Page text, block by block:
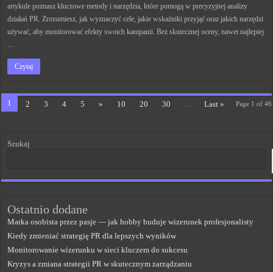
artykule poznasz kluczowe metody i narzędzia, które pomogą w precyzyjnej analizy
działań PR. Zrozumiesz, jak wyznaczyć cele, jakie wskaźniki przyjąć oraz jakich narzędzi
używać, aby monitorować efekty swoich kampanii. Bez skutecznej oceny, nawet najlepiej
Czytaj
Page 1 of 46
1 2 3 4 5 » 10 20 30 Last »
Szukaj
Ostatnio dodane
Marka osobista przez pasje — jak hobby buduje wizerunek profesjonalisty
Kiedy zmieniać strategię PR dla lepszych wyników
Monitorowanie wizerunku w sieci kluczem do sukcesu
Kryzys a zmiana strategii PR w skutecznym zarządzaniu